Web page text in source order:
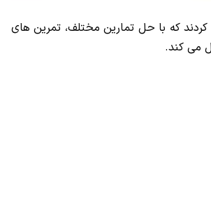
که با حل تمارین مختلف، تمرین های
می کند.